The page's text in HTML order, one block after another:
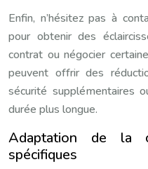
Enfin, n’hésitez pas à
pour obtenir des
contrat ou négocier
peuvent offrir des
sécurité supplémentaires
durée plus longue.
Adaptation de la
spécifiques